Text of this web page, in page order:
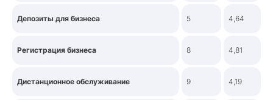
Депозиты для бизнеса 5 4,64
Регистрация бизнеса 8 4,81
Дистанционное обслуживание 9 4,19